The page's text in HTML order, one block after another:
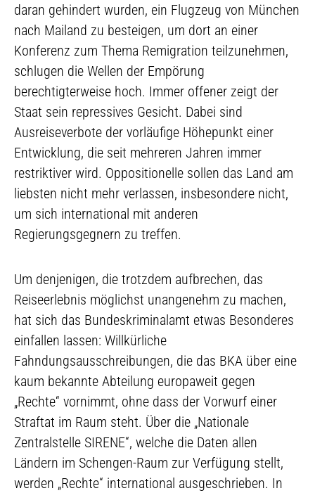
daran gehindert wurden, ein Flugzeug von München
nach Mailand zu besteigen, um dort an einer
Konferenz zum Thema Remigration teilzunehmen,
schlugen die Wellen der Empörung
berechtigterweise hoch. Immer offener zeigt der
Staat sein repressives Gesicht. Dabei sind
Ausreiseverbote der vorläufige Höhepunkt einer
Entwicklung, die seit mehreren Jahren immer
restriktiver wird. Oppositionelle sollen das Land am
liebsten nicht mehr verlassen, insbesondere nicht,
um sich international mit anderen
Regierungsgegnern zu treffen.
Um denjenigen, die trotzdem aufbrechen, das
Reiseerlebnis möglichst unangenehm zu machen,
hat sich das Bundeskriminalamt etwas Besonderes
einfallen lassen: Willkürliche
Fahndungsausschreibungen, die das BKA über eine
kaum bekannte Abteilung europaweit gegen
„Rechte“ vornimmt, ohne dass der Vorwurf einer
Straftat im Raum steht. Über die „Nationale
Zentralstelle SIRENE“, welche die Daten allen
Ländern im Schengen-Raum zur Verfügung stellt,
werden „Rechte“ international ausgeschrieben. In